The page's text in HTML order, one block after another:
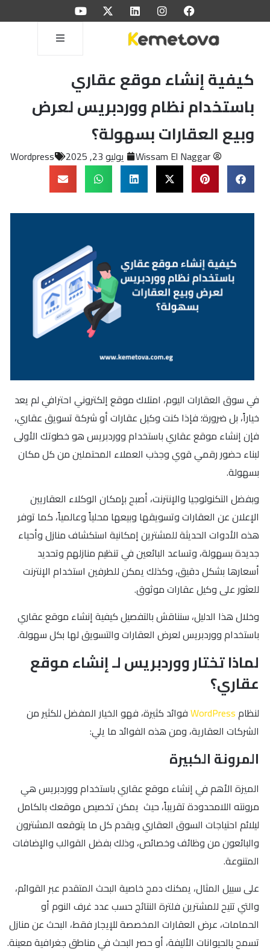
كيفية إنشاء موقع عقاري
باستخدام نظام ووردبريس لعرض
وبيع العقارات بسهولة؟
Wissam El Naggar يوليو 23, 2025 Wordpress
في سوق العقارات اليوم، امتلاك موقع إلكتروني احترافي لم يعد
خياراً، بل ضرورة؛ فإذا كنت وكيل عقارات أو شركة تسويق عقاري،
فإن إنشاء موقع عقاري باستخدام ووردبريس هو خطوتك الأولى
لبناء حضور رقمي قوي وجذب العملاء المحتملين من كل مكان
بسهولة.
وبفضل التكنولوجيا والإنترنت، أصبح بإمكان الوكلاء العقاريين
الإعلان عن العقارات وتسويقها وبيعها محلياً وعالمياً، كما توفر
هذه الأدوات الحديثة للمشترين إمكانية استكشاف منازل وأحياء
جديدة بسهولة، وتساعد البائعين في تنظيم منازلهم وتحديد
أسعارها بشكل دقيق، وكذلك يمكن للطرفين استخدام الإنترنت
للعثور على وكيل عقارات موثوق.
وخلال هذا الدليل، سنناقش بالتفصيل كيفية إنشاء موقع عقاري
باستخدام ووردبريس لعرض العقارات والتسويق لها بكل سهولة.
لماذا تختار ووردبريس لـ إنشاء موقع
عقاري؟
لنظامWordPressفوائد كثيرة، فهو الخيار المفضل للكثير من
الشركات العقارية، ومن هذه الفوائد ما يلي:
المرونة الكبيرة
الميزة الأهم في إنشاء موقع عقاري باستخدام ووردبريس هي
مرونته اللامحدودة تقريباً، حيث يمكن تخصيص موقعك بالكامل
ليلائم احتياجات السوق العقاري ويقدم كل ما يتوقعه المشترون
والبائعون من وظائف وخصائص، وذلك بفضل القوالب والإضافات
المتنوعة.
على سبيل المثال، يمكنك دمج خاصية البحث المتقدم عبر القوائم،
والتي تتيح للمشترين فلترة النتائج حسب عدد غرف النوم أو
الحمامات، عرض العقارات المخصصة للإيجار فقط، البحث عن منازل
تسمح بالحيوانات الأليفة، أو حصر البحث في مناطق جغرافية معينة.